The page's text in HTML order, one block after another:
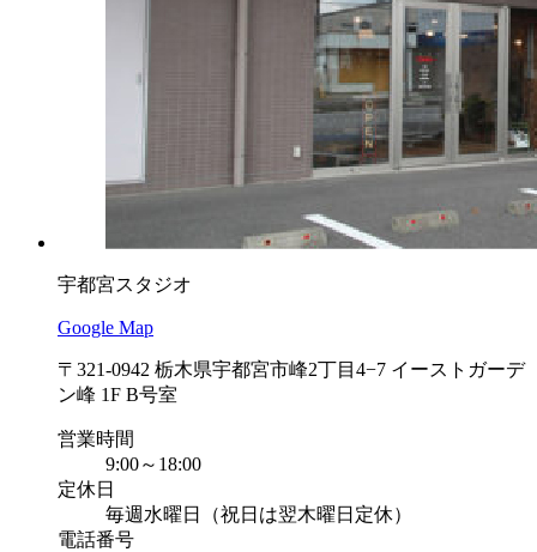
宇都宮スタジオ
Google Map
〒321-0942 栃木県宇都宮市峰2丁目4−7 イーストガーデ
ン峰 1F B号室
営業時間
9:00～18:00
定休日
毎週水曜日（祝日は翌木曜日定休）
電話番号